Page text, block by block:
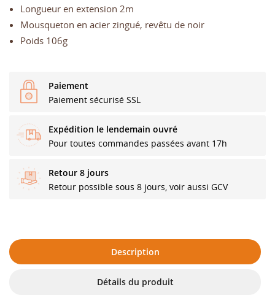
Longueur en extension 2m
Mousqueton en acier zingué, revêtu de noir
Poids 106g
Paiement
Paiement sécurisé SSL
Expédition le lendemain ouvré
Pour toutes commandes passées avant 17h
Retour 8 jours
Retour possible sous 8 jours, voir aussi GCV
Description
Détails du produit